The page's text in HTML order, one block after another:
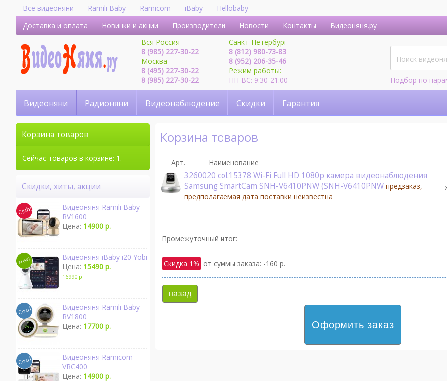
Все видеоняни Ramili Baby Ramicom iBaby
Hellobaby
Доставка и оплата
Новинки и акции Производители Новости Контакты
Видеоняня.ру
Вся Россия
8 (985) 227-30-22
Москва
8 (495) 227-30-22
8 (985) 227-30-22
Санкт-Петербург
8 (812) 980-73-83
8 (952) 206-35-46
Режим работы:
ПН-ВС: 9:30-21:00
Подбор по
Видеоняни Радионяни Видеонаблюдение Скидки Гарантия
Корзина товаров
Арт. Наименование
3260020 col.15378 Wi-Fi Full HD 1080p камера видеонаблюдения
Samsung SmartCam SNH-V6410PNW (SNH-V6410PNWпредзаказ,
предполагаемая дата поставки неизвестна
Промежуточный итог:
Скидка 1% от суммы заказа: -160 р.
назад
Оформить заказ
Корзина товаров
Сейчас товаров в корзине: 1.
Скидки, хиты, акции
Видеоняня Ramili Baby
RV1600
Цена: 14900 р.
Видеоняня iBaby i20 Yobi
Цена: 15490 р.
16990 р.
Видеоняня Ramili Baby
RV1800
Цена: 17700 р.
Видеоняня Ramicom
VRC400
Цена: 14900 р.